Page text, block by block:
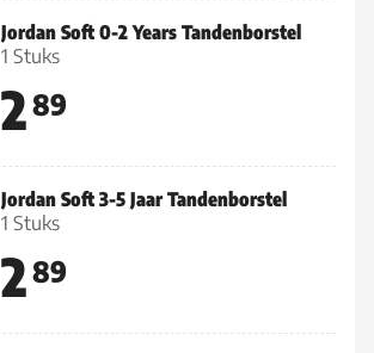
Jordan Soft 0-2 Years Tandenborstel
1 Stuks
289
Jordan Soft 3-5 Jaar Tandenborstel
1 Stuks
289